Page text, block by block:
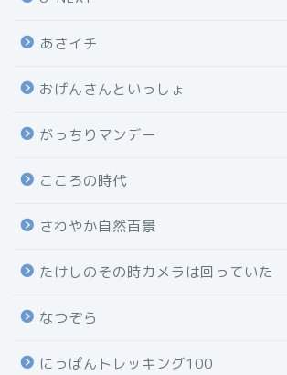
あさイチ
おげんさんといっしょ
がっちりマンデー
こころの時代
さわやか自然百景
たけしのその時カメラは回っていた
なつぞら
にっぽんトレッキング100